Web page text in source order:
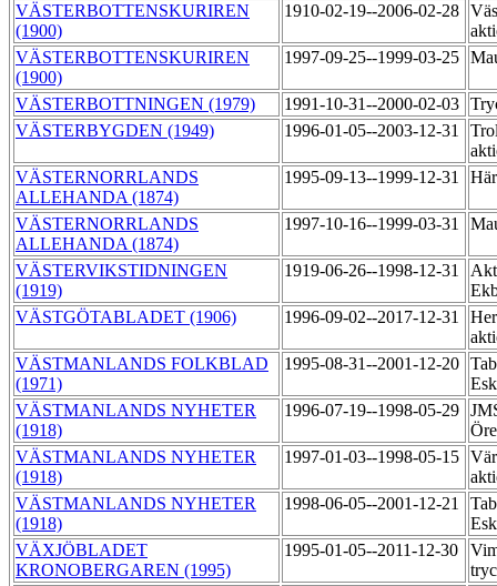
VÄSTERBOTTENSKURIREN
(1900)
1910-02-19--2006-02-28
VÄSTERBOTTENSKURIREN
(1900)
1997-09-25--1999-03-25
VÄSTERBOTTNINGEN (1979) 1991-10-31--2000-02-03
VÄSTERBYGDEN (1949)
1996-01-05--2003-12-31
VÄSTERNORRLANDS
ALLEHANDA (1874)
1995-09-13--1999-12-31
VÄSTERNORRLANDS
ALLEHANDA (1874)
1997-10-16--1999-03-31
VÄSTERVIKSTIDNINGEN
(1919)
1919-06-26--1998-12-31
VÄSTGÖTABLADET (1906)
1996-09-02--2017-12-31
VÄSTMANLANDS FOLKBLAD
(1971)
1995-08-31--2001-12-20
VÄSTMANLANDS NYHETER
(1918)
1996-07-19--1998-05-29
VÄSTMANLANDS NYHETER
(1918)
1997-01-03--1998-05-15
VÄSTMANLANDS NYHETER
(1918)
1998-06-05--2001-12-21
VÄXJÖBLADET
KRONOBERGAREN (1995)
1995-01-05--2011-12-30